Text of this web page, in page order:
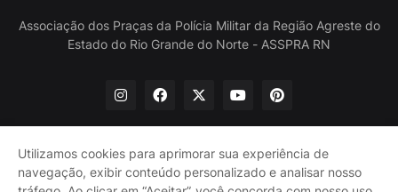
Associação dos Praças da Polícia Militar da Região Agreste do
Estado do Rio Grande do Norte - ASSPRA RN
Início Quem Somos Política de Privacidade
Utilizamos cookies para aprimorar sua experiência de
navegação, exibir conteúdo personalizado e analisar nosso